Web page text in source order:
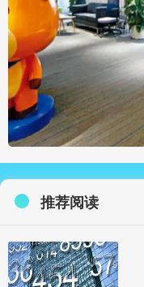
推荐阅读